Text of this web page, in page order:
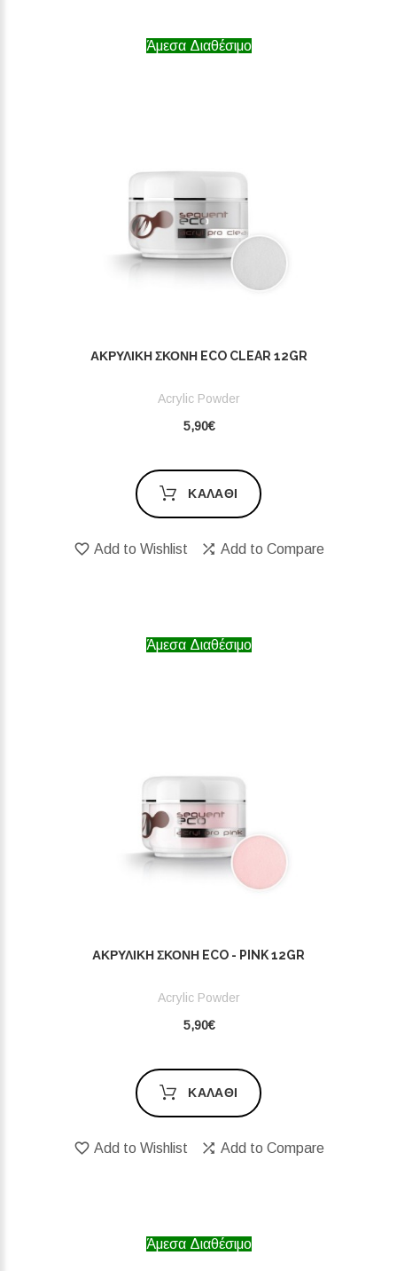
Άμεσα Διαθέσιμο
ΑΚΡΥΛΙΚΉ ΣΚΌΝΗ ECO CLEAR 12GR
Acrylic Powder
5,90€
ΚΑΛΆΘΙ
Add to Wishlist Add to Compare
Άμεσα Διαθέσιμο
ΑΚΡΥΛΙΚΉ ΣΚΌΝΗ ECO - PINK 12GR
Acrylic Powder
5,90€
ΚΑΛΆΘΙ
Add to Wishlist Add to Compare
Άμεσα Διαθέσιμο